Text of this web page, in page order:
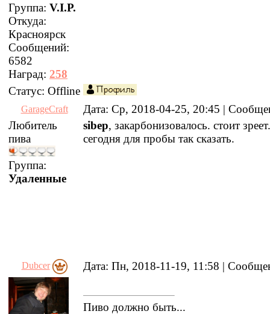
Группа: V.I.P.
Откуда:
Красноярск
Сообщений:
6582
Наград: 258
Статус: Offline
GarageCraft
Дата: Ср, 2018-04-25, 20:45 |
Любитель
пива
Группа:
Удаленные
sibep, закарбонизовалось. стоит
сегодня для пробы так сказать.
Dubcer Дата: Пн, 2018-11-19, 11:58 |
Пиво должно быть...